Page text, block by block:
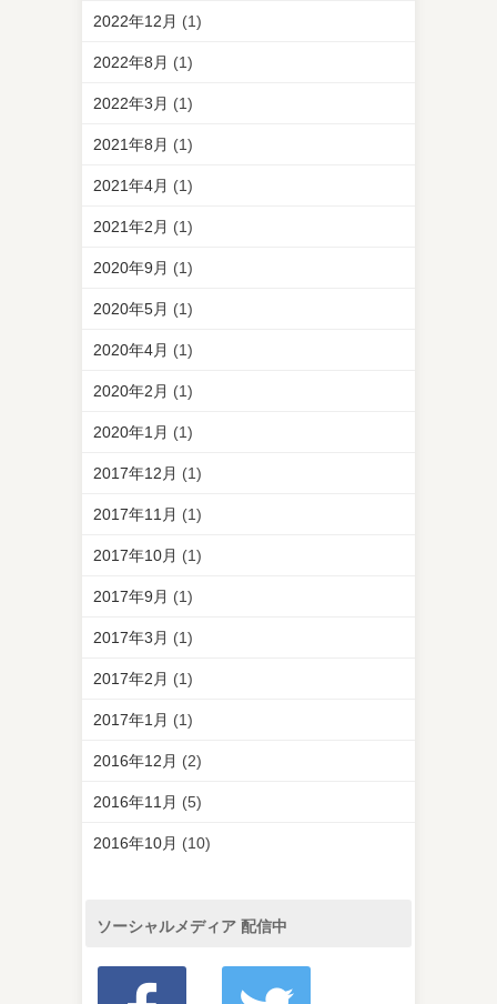
2022年12月 (1)
2022年8月 (1)
2022年3月 (1)
2021年8月 (1)
2021年4月 (1)
2021年2月 (1)
2020年9月 (1)
2020年5月 (1)
2020年4月 (1)
2020年2月 (1)
2020年1月 (1)
2017年12月 (1)
2017年11月 (1)
2017年10月 (1)
2017年9月 (1)
2017年3月 (1)
2017年2月 (1)
2017年1月 (1)
2016年12月 (2)
2016年11月 (5)
2016年10月 (10)
ソーシャルメディア 配信中